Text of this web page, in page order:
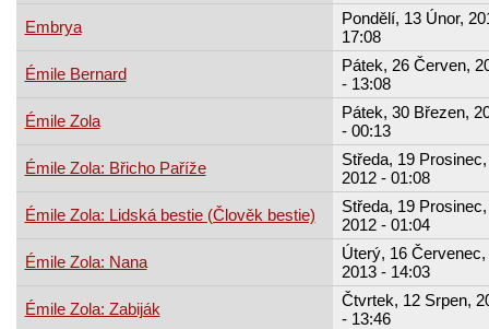
Embrya
Pondělí, 13 Únor,
17:08
Émile Bernard
Pátek, 26 Červen,
- 13:08
Émile Zola
Pátek, 30 Březen,
- 00:13
Émile Zola: Břicho Paříže
Středa, 19 Prosinec,
2012 - 01:08
Émile Zola: Lidská bestie (Člověk bestie)
Středa, 19 Prosinec,
2012 - 01:04
Émile Zola: Nana
Úterý, 16 Červenec,
2013 - 14:03
Émile Zola: Zabiják
Čtvrtek, 12 Srpen,
- 13:46